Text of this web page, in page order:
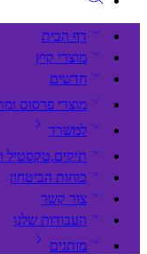
דף הבית
מוצרי קיץ
חדשים
מוצרי פרסום
למשרד
תיקים,טקסטיל
כוחות הביטחון
צור קשר
העבודות שלנו
מותגים